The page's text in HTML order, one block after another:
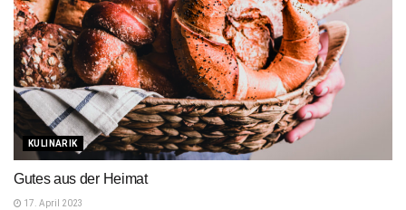
KULINARIK
Gutes aus der Heimat
17. April 2023